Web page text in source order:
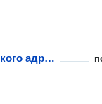
Изменение юридического адреса НКО в учредительных документах